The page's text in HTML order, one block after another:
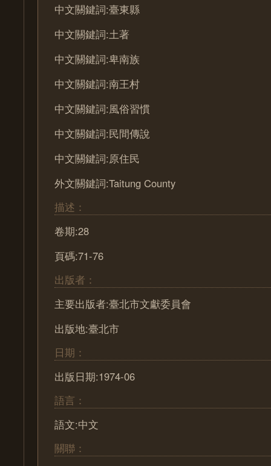
中文關鍵詞:臺東縣
中文關鍵詞:土著
中文關鍵詞:卑南族
中文關鍵詞:南王村
中文關鍵詞:風俗習慣
中文關鍵詞:民間傳說
中文關鍵詞:原住民
外文關鍵詞:Taitung County
描述：
卷期:28
頁碼:71-76
出版者：
主要出版者:臺北市文獻委員會
出版地:臺北市
日期：
出版日期:1974-06
語言：
語文:中文
關聯：